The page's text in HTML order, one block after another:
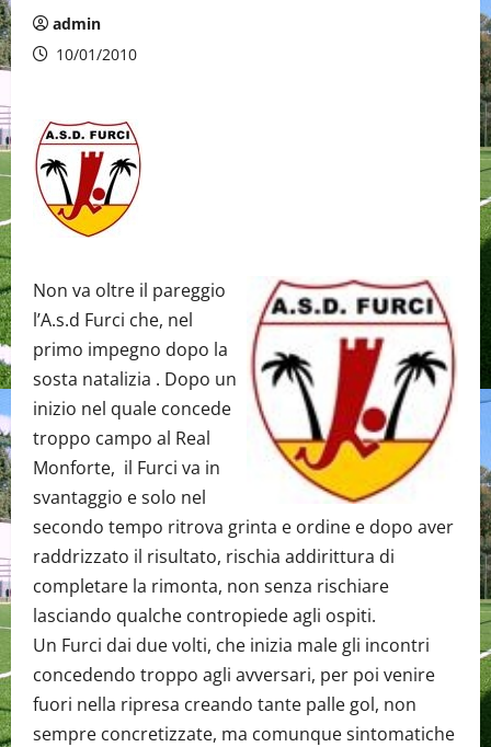
admin
10/01/2010
Non va oltre il pareggio
l’A.s.d Furci che, nel
primo impegno dopo la
sosta natalizia . Dopo un
inizio nel quale concede
troppo campo al Real
Monforte, il Furci va in
svantaggio e solo nel
secondo tempo ritrova grinta e ordine e dopo aver
raddrizzato il risultato, rischia addirittura di
completare la rimonta, non senza rischiare
lasciando qualche contropiede agli ospiti.
Un Furci dai due volti, che inizia male gli incontri
concedendo troppo agli avversari, per poi venire
fuori nella ripresa creando tante palle gol, non
sempre concretizzate, ma comunque sintomatiche